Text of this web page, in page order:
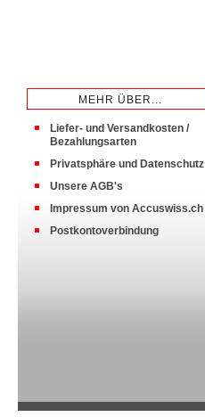
MEHR ÜBER...
Liefer- und Versandkosten /
Bezahlungsarten
Privatsphäre und Datenschutz
Unsere AGB's
Impressum von Accuswiss.ch
Postkontoverbindung